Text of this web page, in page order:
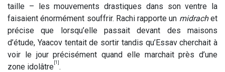
taille – les mouvements drastiques dans son ventre la
faisaient énormément souffrir. Rachi rapporte un midrachet
précise que lorsqu’elle passait devant des maisons
d’étude, Yaacov tentait de sortir tandis qu’Essav cherchait à
voir le jour précisément quand elle marchait près d’une
zone idolâtre [1] .